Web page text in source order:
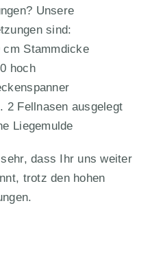
Unsere
sind:
cm Stammdicke
hoch
2 Fellnasen ausgelegt
Liegemulde
dass Ihr uns weiter
trotz den hohen